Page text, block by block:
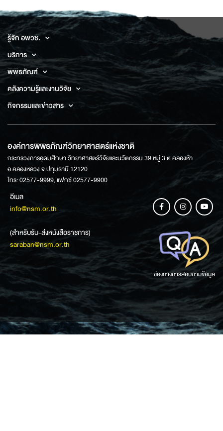
รู้จัก อพวช.
บริการ
พิพิธภัณฑ์
คลังความรู้และงานวิจัย
กิจกรรมและข่าวสาร
องค์การพิพิธภัณฑ์วิทยาศาสตร์แห่งชาติ
กระทรวงการอุดมศึกษา วิทยาศาสตร์วิจัยและนวัตกรรม 39 หมู่ 3 ต.คลองห้า
อ.คลองหลวง จ.ปทุมธานี 12120
โทร: 02577-9999, แฟกซ์ 02577-9900
อีเมล
info@nsm.or.th
(สำหรับรับ-ส่งหนังสือราชการ)
saraban@nsm.or.th
ช่องทางการสอบถามข้อมูล